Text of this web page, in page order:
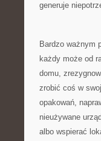
generuje
Bardzo ważnym
każdy może od
domu,
zrobić coś w
opakowań,
nieużywane
albo wspierać